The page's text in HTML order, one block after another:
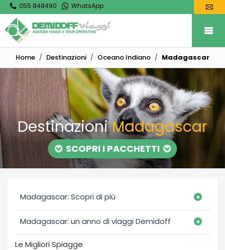
055 848490 WhatsApp
Home Destinazioni Oceano Indiano Madagascar
DestinazioniMadagascar
SCOPRI I PACCHETTI
Madagascar: Scopri di più
Madagascar: un anno di viaggi Demidoff
Le Migliori Spiagge